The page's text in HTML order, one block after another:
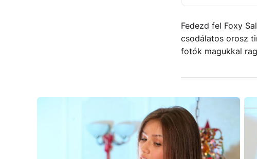
Fedezd fel Foxy
csodálatos orosz
fotók magukkal